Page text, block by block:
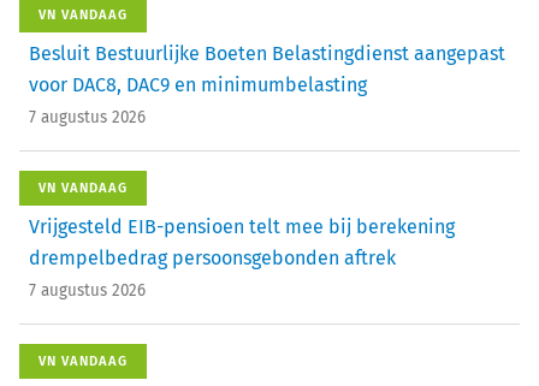
VN VANDAAG
Besluit Bestuurlijke Boeten Belastingdienst aangepast
voor DAC8, DAC9 en minimumbelasting
7 augustus 2026
VN VANDAAG
Vrijgesteld EIB-pensioen telt mee bij berekening
drempelbedrag persoonsgebonden aftrek
7 augustus 2026
VN VANDAAG